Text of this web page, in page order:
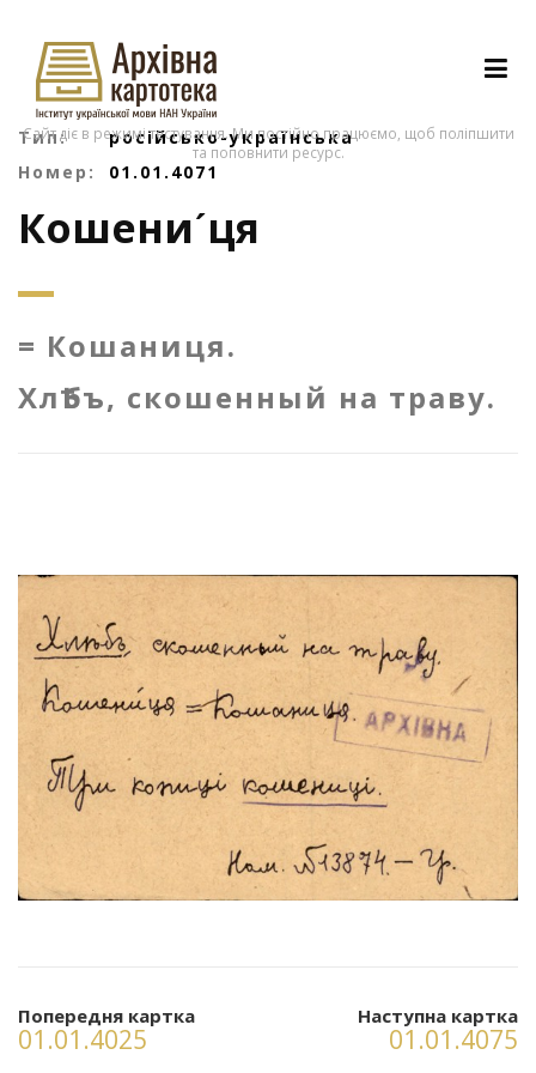
Сайт діє в режимі тестування. Ми постійно працюємо, щоб поліпшити
та поповнити ресурс.
Тип:
російсько-українська
Номер:
01.01.4071
Кошениˊця
= Кошаниця.
ХлѢбъ, скошенный на траву.
Попередня картка
01.01.4025
Наступна картка
01.01.4075